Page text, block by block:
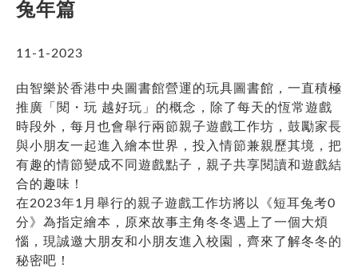
兔年篇
11-1-2023
由智樂於香港中央圖書館營運的玩具圖書館，一直積極
推廣「閱・玩 越好玩」的概念，除了每天的恆常遊戲
時段外，每月也會舉行兩節親子遊戲工作坊，鼓勵家長
與小朋友一起進入繪本世界，投入情節兼親歷其境，把
有趣的情節變成不同遊戲點子，親子共享閱讀和遊戲結
合的趣味！
在2023年1月舉行的親子遊戲工作坊將以《短耳兔考0
分》為指定繪本，原來故事主角冬冬遇上了一個大煩
惱，現誠邀大朋友和小朋友進入校園，齊來了解冬冬的
秘密吧！